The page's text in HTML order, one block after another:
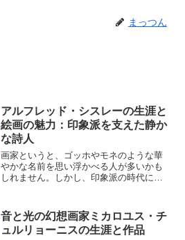
まっつん
アルフレッド・シスレーの生涯と
絵画の魅力：印象派を支えた静か
な詩人
画家というと、ゴッホやモネのような華
やかな名前を思い浮かべる人が多いかも
しれません。しかし、印象派の時代に欠
その人物こそ、アルフレッド・シスレー
です。彼の作品は一見する...
音と光の幻想画家ミカロユス・チ
ュルリョーニスの生涯と作品